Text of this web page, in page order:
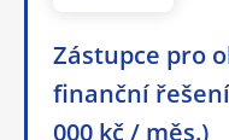
Zástupce pro
finanční
000 kč / měs.)